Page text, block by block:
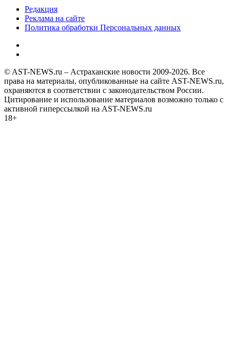
Редакция
Реклама на сайте
Политика обработки Персональных данных
© AST-NEWS.ru – Астраханские новости 2009-2026. Все
права на материалы, опубликованные на сайте AST-NEWS.ru,
охраняются в соответствии с законодательством России.
Цитирование и использование материалов возможно только с
активной гиперссылкой на AST-NEWS.ru
18+